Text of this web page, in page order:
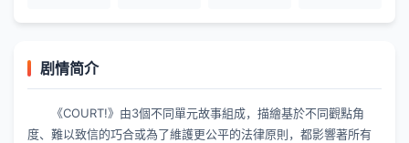
剧情简介
《COURT!》由3個不同單元故事組成，描繪基於不同觀點角
度、難以致信的巧合或為了維護更公平的法律原則，都影響著所有